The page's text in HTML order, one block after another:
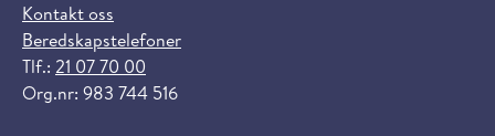
Kontakt oss
Beredskapstelefoner
Tlf.: 21 07 70 00
Org.nr: 983 744 516